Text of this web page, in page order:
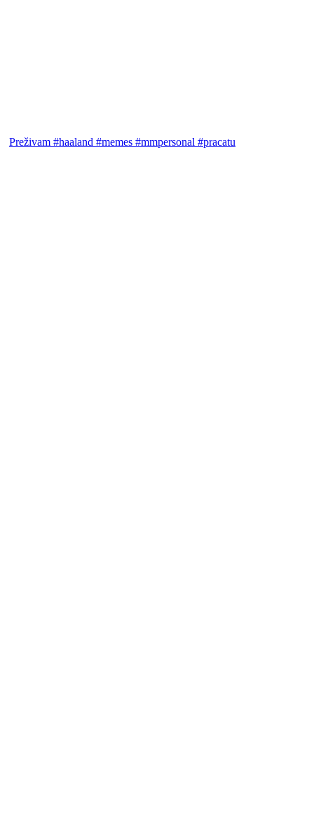
Preživam #haaland #memes #mmpersonal #pracatu